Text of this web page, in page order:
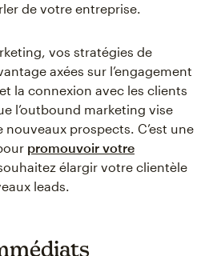
de votre entreprise.
vos stratégies de
axées sur l’engagement
la connexion avec les clients
l’outbound marketing vise
prospects. C’est une
promouvoir votre
élargir votre clientèle
leads.